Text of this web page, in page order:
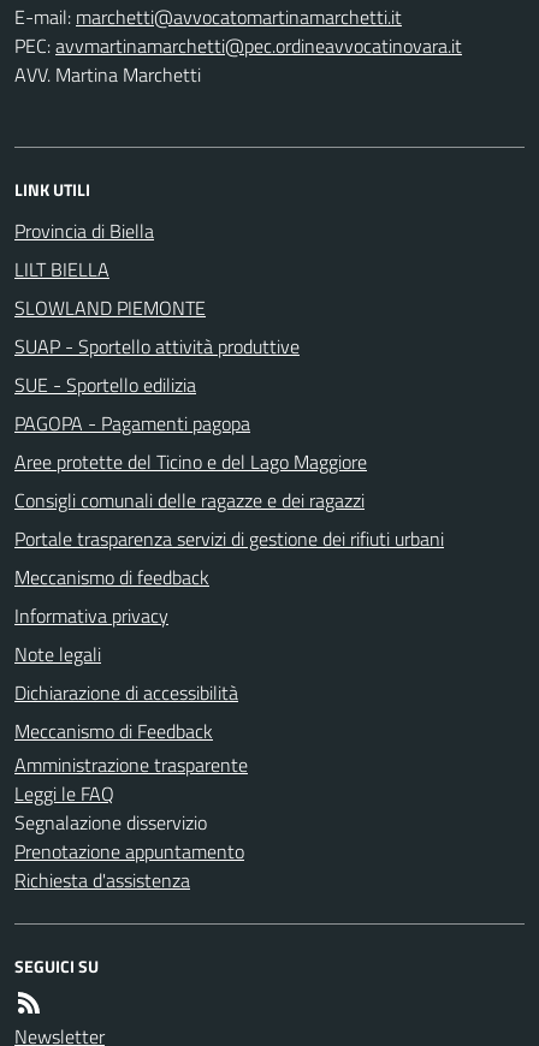
E-mail:
PEC:
AVV. Martina Marchetti
LINK UTILI
Provincia di Biella
LILT BIELLA
SLOWLAND PIEMONTE
SUAP - Sportello attività produttive
SUE - Sportello edilizia
PAGOPA - Pagamenti pagopa
Aree protette del Ticino e del Lago Maggiore
Consigli comunali delle ragazze e dei ragazzi
Portale trasparenza servizi di gestione dei rifiuti urbani
Meccanismo di feedback
Informativa privacy
Note legali
Dichiarazione di accessibilità
Meccanismo di Feedback
Amministrazione trasparente
Leggi le FAQ
Segnalazione disservizio
Prenotazione appuntamento
Richiesta d'assistenza
SEGUICI SU
Newsletter